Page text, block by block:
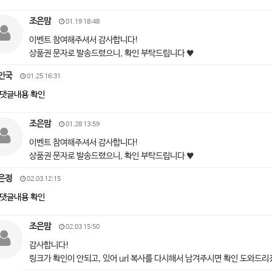
조은맘 01.19 18:48
이벤트 참여해주셔서 감사합니다!
상품권 문자로 발송드렸으니, 확인 부탁드립니다 ♥
국 01.25 16:31
댓글내용 확인
조은맘 01.28 13:59
이벤트 참여해주셔서 감사합니다!
상품권 문자로 발송드렸으니, 확인 부탁드립니다 ♥
정 02.03 12:15
댓글내용 확인
조은맘 02.03 15:50
감사합니다!
링크가 확인이 안되고, 있어 url 복사를 다시해서 남겨주시면 확인 도와드리